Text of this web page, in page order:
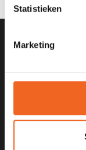
Statistieken
Marketing